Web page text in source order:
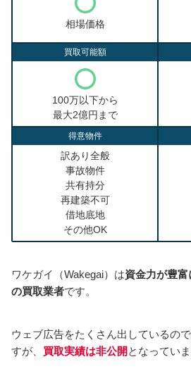
相場価格
買取可能額
100万以下から
最大2億円まで
得意物件
訳あり全般
事故物件
共有持分
再建築不可
借地底地
その他OK
ワケガイ（Wakegai）は資金力が豊
の買取業者です。
ウェブ広告をたくさん出しているの
すが、 買取実績は非公開 となっていま